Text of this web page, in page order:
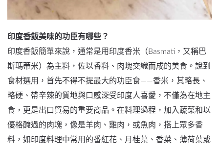
印度香飯美味的功臣有哪些？
印度香飯簡單來說，通常是用印度香米（Basmati，又稱巴
斯瑪蒂米）為主料，佐以香料、肉塊交織而成的美食。說到
食材選用，首先不得不提最大的功臣食——香米，其略長、
略硬、帶辛辣的質地與口感深受印度人喜愛，不僅為在地主
食，更是出口貿易的重要商品。在料理過程，加入蔬菜和以
優格醃過的肉塊，像是羊肉、雞肉，或魚肉，搭上眾多香
料，如印度料理中常用的番紅花、月桂葉、香菜、薄荷葉或